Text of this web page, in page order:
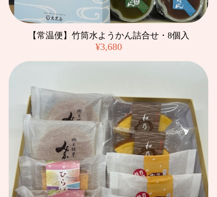
【常温便】竹筒水ようかん詰合せ・8個入
¥3,680